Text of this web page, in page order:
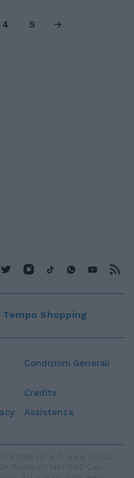
4 5
Condizioni Generali
Credits
Assistenza
Tempo Shopping